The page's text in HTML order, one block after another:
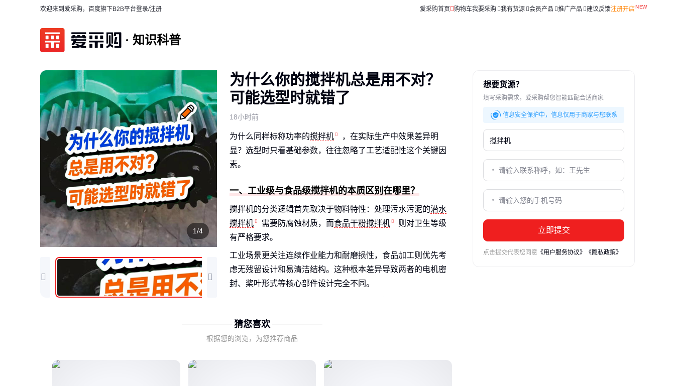
欢迎来到爱采购，百度旗下B2B平台登录/注册 爱采购首页 购物车我要采购 我有货源 会员产品 推广产品 建议反馈注册开店
知识科普
1/4
为什么你的搅拌机总是用不对？
可能选型时就错了
18小时前
为什么同样标称功率的搅拌机
，在实际生产中效果差异明
显？选型时只看基础参数，往往忽略了工艺适配性这个关键因
素。
一、工业级与食品级搅拌机的本质区别在哪里？
搅拌机的分类逻辑首先取决于物料特性：处理污水污泥的潜水
搅拌机
需要防腐蚀材质，而食品干粉搅拌机
则对卫生等级
有严格要求。
工业场景更关注连续作业能力和耐磨损性，食品加工则优先考
虑无残留设计和易清洁结构。这种根本差异导致两者的电机密
封、桨叶形式等核心部件设计完全不同。
二、转速和功率参数背后的适配逻辑
高转速未必适合所有场景：处理粘稠物料时需要更大扭矩而非
猜您喜欢
根据您的浏览，为您推荐商品
想要货源？
填写采购需求，爱采购帮您智能匹配合适商家
信息安全保护中，信息仅用于商家与您联系
立即提交
点击提交代表您同意 《用户服务协议》 《隐私政策》